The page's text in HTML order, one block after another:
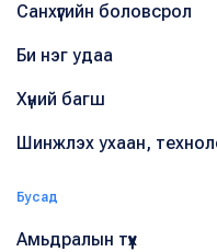
Санхүүгийн боловсрол
Би нэг удаа
Хүний багш
Шинжлэх ухаан,
Бусад
Амьдралын түүх